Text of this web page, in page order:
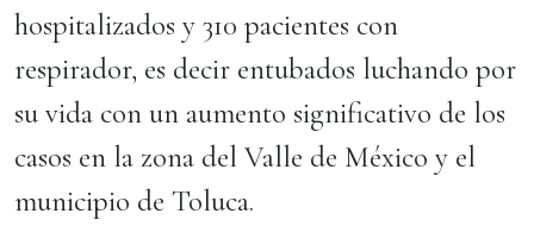
hospitalizados y 310 pacientes con
respirador, es decir entubados luchando por
su vida con un aumento significativo de los
casos en la zona del Valle de México y el
municipio de Toluca.